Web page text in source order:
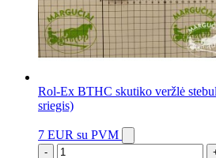
Rol-Ex BTHC skutiko veržlė
sriegis)
7 EUR su PVM
-